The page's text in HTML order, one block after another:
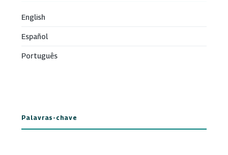
English
Español
Português
Palavras-chave